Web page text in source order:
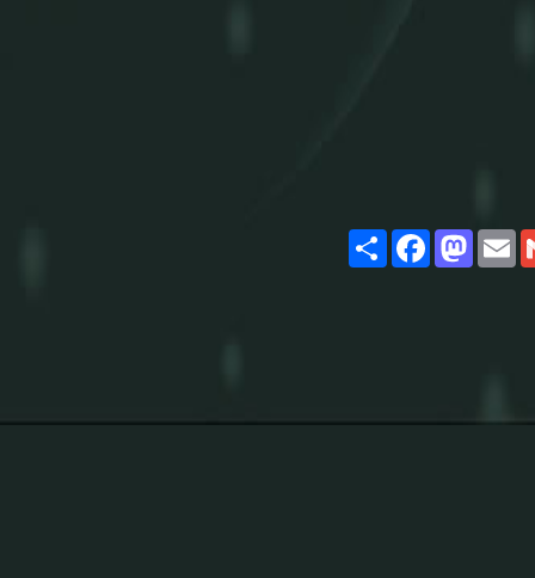
ShareFacebook